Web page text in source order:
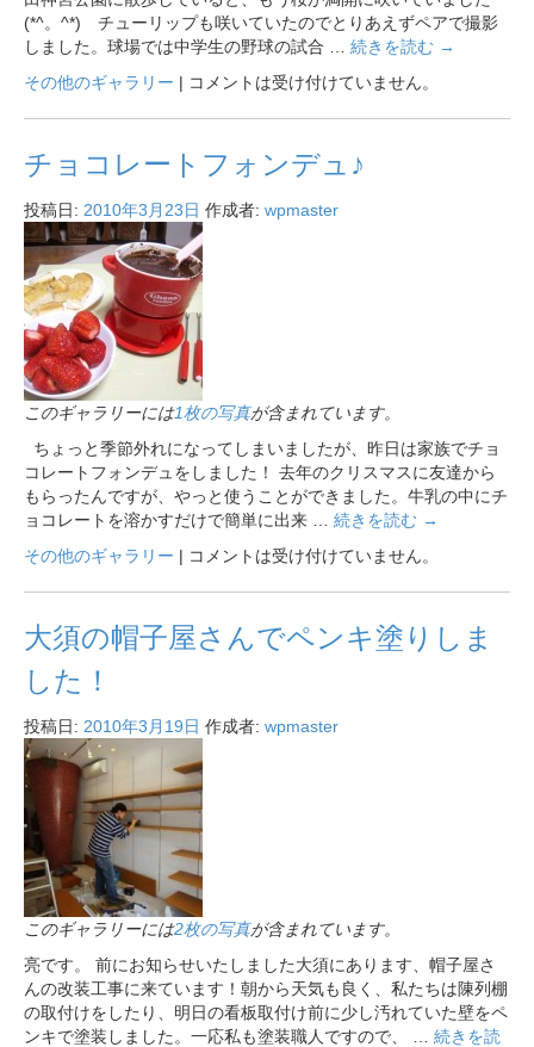
(*^。^*) チューリップも咲いていたのでとりあえずペアで撮影
しました。球場では中学生の野球の試合 … 続きを読む →
その他のギャラリー | コメントは受け付けていません。
チョコレートフォンデュ♪
投稿日: 2010年3月23日 作成者: wpmaster
このギャラリーには1枚の写真が含まれています。
ちょっと季節外れになってしまいましたが、昨日は家族でチョ
コレートフォンデュをしました！ 去年のクリスマスに友達から
もらったんですが、やっと使うことができました。牛乳の中にチ
ョコレートを溶かすだけで簡単に出来 … 続きを読む →
その他のギャラリー | コメントは受け付けていません。
大須の帽子屋さんでペンキ塗りしま
した！
投稿日: 2010年3月19日 作成者: wpmaster
このギャラリーには2枚の写真が含まれています。
亮です。 前にお知らせいたしました大須にあります、帽子屋さ
んの改装工事に来ています！朝から天気も良く、私たちは陳列棚
の取付けをしたり、明日の看板取付け前に少し汚れていた壁をペ
ンキで塗装しました。一応私も塗装職人ですので、 … 続きを読